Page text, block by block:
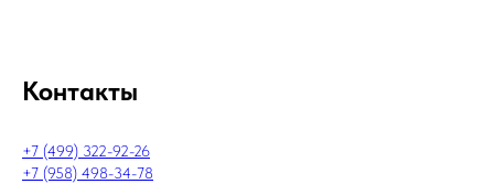
Контакты
+7 (499) 322-92-26
+7 (958) 498-34-78